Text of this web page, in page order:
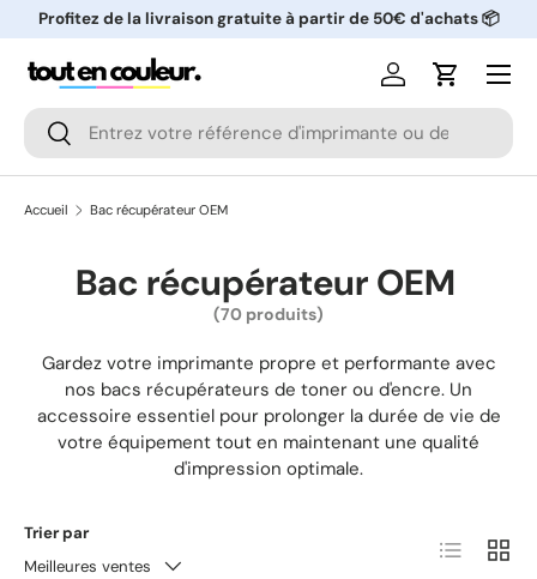
ALLER AU CONTENU
Profitez de la livraison gratuite à partir de 50€ d'achats 📦
Recherche
Rechercher
Se connecter
Panier
Menu
Accueil Bac récupérateur OEM
Bac récupérateur OEM
(70 produits)
Gardez votre imprimante propre et performante avec
nos bacs récupérateurs de toner ou d'encre. Un
accessoire essentiel pour prolonger la durée de vie de
votre équipement tout en maintenant une qualité
d'impression optimale.
Trier par
Meilleures ventes
Liste Grille